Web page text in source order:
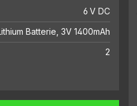
6 V DC
Batterie, 3V 1400mAh
2